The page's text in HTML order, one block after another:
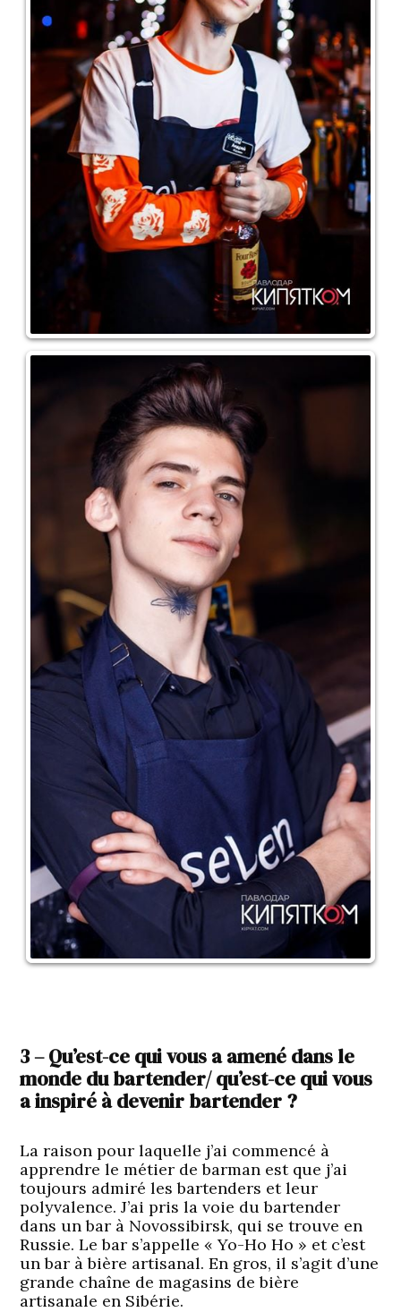
3 – Qu’est-ce qui vous a amené dans le
monde du bartender/ qu’est-ce qui vous
a inspiré à devenir bartender ?
La raison pour laquelle j’ai commencé à
apprendre le métier de barman est que j’ai
toujours admiré les bartenders et leur
polyvalence. J’ai pris la voie du bartender
dans un bar à Novossibirsk, qui se trouve en
Russie. Le bar s’appelle « Yo-Ho Ho » et c’est
un bar à bière artisanal. En gros, il s’agit d’une
grande chaîne de magasins de bière
artisanale en Sibérie.